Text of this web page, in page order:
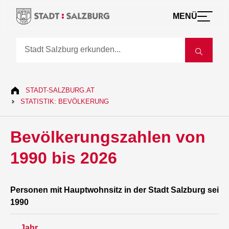
MENÜ
STADT-SALZBURG.AT
STATISTIK: BEVÖLKERUNG
Bevölkerungszahlen von
1990 bis 2026
Personen mit Hauptwohnsitz in der Stadt Salzburg seit
1990